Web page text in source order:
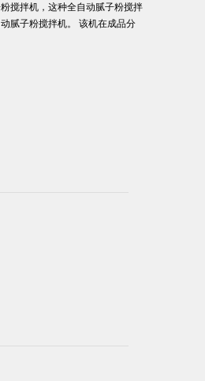
搅拌机，这种全自动腻子粉搅拌
腻子粉搅拌机。
该机在成品分